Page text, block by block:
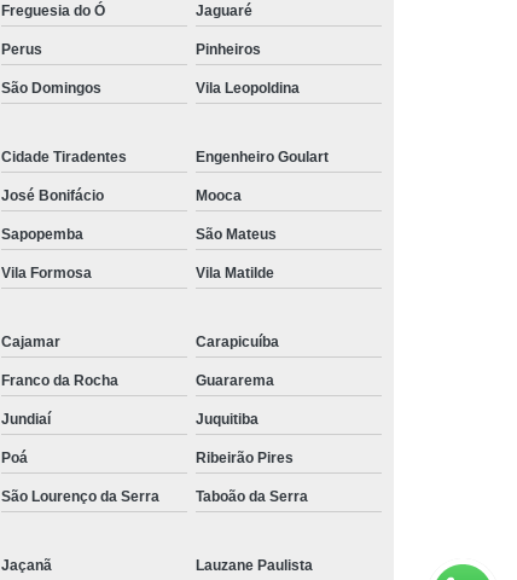
Freguesia do Ó Jaguaré
Perus Pinheiros
São Domingos Vila Leopoldina
Cidade Tiradentes Engenheiro Goulart
José Bonifácio Mooca
Sapopemba São Mateus
Vila Formosa Vila Matilde
Cajamar Carapicuíba
Franco da Rocha Guararema
Jundiaí Juquitiba
Poá Ribeirão Pires
São Lourenço da Serra Taboão da Serra
Jaçanã Lauzane Paulista
Olá! Fale agora pelo WhatsApp
Iniciar conversa